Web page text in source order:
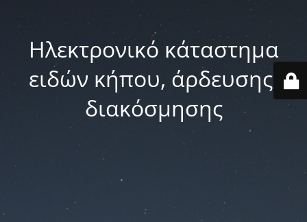
Ηλεκτρονικό κάταστημα
ειδών κήπου, άρδευσης,
διακόσμησης